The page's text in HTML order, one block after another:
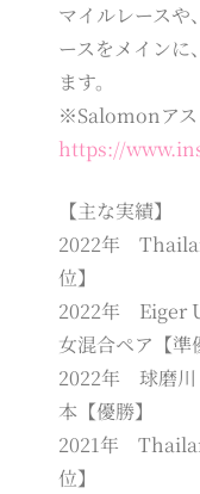
マイルレースや
ースをメインに
ます。
※Salomonアス
https://
【主な実績】
2022年
位】
2022年 Eiger
女混合ペア【準
2022年 球磨川
本【優勝】
2021年
位】